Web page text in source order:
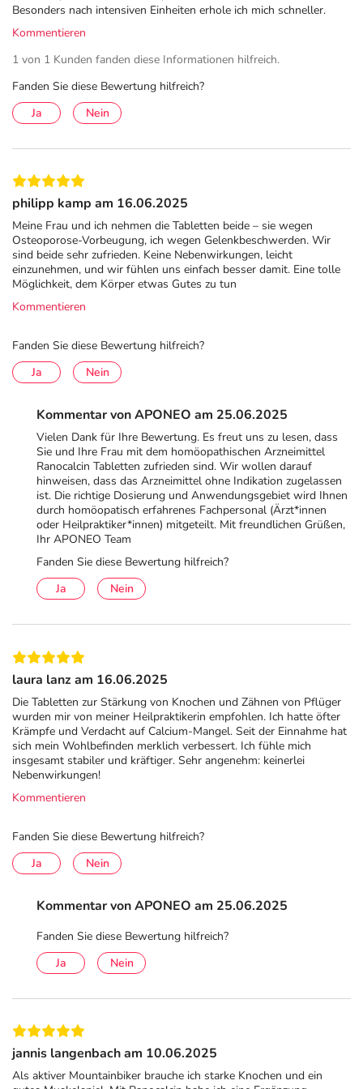
Bei Besserung der Beschwerden ist die Häufigkeit der
Anwendung zu reduzieren.
Kindern bis 12 Jahren:
Die Akutdosierung bei erfolgt halbstündlich bis
stündlich bis zu 6 mal täglich, in chronischen Fällen 1 -
Teelöffeln Wasser aufgelöst. Von dieser Lösung
erhalten:
- Säuglinge bis zum 1. Lebensjahr nach ärztlicher
Rücksprache: 2 Teelöffel,
- Kleinkinder bis unter 6 Jahren: 3 Teelöffel,
- Kinder ab 6 bis unter 12 Jahren: 4 Teelöffel.
Der Rest der Lösung ist jeweils wegzuschütten.
sollte nur nach Rücksprache mit homöopatisch
Heilpraktiker*innen) erfolgen.
Bei Besserung der Beschwerden ist die Häufigkeit der
In Zweifelsfällen halten Sie bitte Rücksprache mit
homöopatisch erfahrenem Fachpersonal (Ärzt*innen
oder Heilpraktiker*innen).
Hinweise
Enthält:Lactose
Bitte Packungsbeilage beachten.
Bitte verwenden Sie dieses Arzneimittel nicht mehr nach
dem auf der Packung oder der Umverpackung
angegebenen Verfallsdatum. Das Verfallsdatum bezieht
Inhaltsstoffe
Wirkstoffje 1 Tablette:
40 mg Acidum silicicum D2
75 mg Calcium carbonicum Hahnemanni D1
10 mg Calcium fluoratum D4
75 mg Calcium phosphoricum D1
10 mg Ferrum phosphoricum D2
10 mg Zincum metallicum D10
Calciumbehenat, Kartoffelstärke
Adresse des Anbieters/Herstellers
Homöopathisches Laboratorium Alexander Pflüger GmbH
33378 Rheda-Wiedenbrück
DasPDF des Beipackzettelskönnen Sie sich oben
herunterladen.
Besonders nach intensiven Einheiten erhole ich mich schneller.
Kommentieren
1 von 1 Kunden fanden diese Informationen hilfreich.
Fanden Sie diese Bewertung hilfreich?
Ja
Nein
philipp kamp am 16.06.2025
Meine Frau und ich nehmen die Tabletten beide – sie wegen
Osteoporose-Vorbeugung, ich wegen Gelenkbeschwerden. Wir
sind beide sehr zufrieden. Keine Nebenwirkungen, leicht
einzunehmen, und wir fühlen uns einfach besser damit. Eine tolle
Möglichkeit, dem Körper etwas Gutes zu tun
Kommentieren
Fanden Sie diese Bewertung hilfreich?
Ja
Nein
Kommentar von APONEO am 25.06.2025
Vielen Dank für Ihre Bewertung. Es freut uns zu lesen, dass
Sie und Ihre Frau mit dem homöopathischen Arzneimittel
Ranocalcin Tabletten zufrieden sind. Wir wollen darauf
hinweisen, dass das Arzneimittel ohne Indikation zugelassen
ist. Die richtige Dosierung und Anwendungsgebiet wird Ihnen
durch homöopatisch erfahrenes Fachpersonal (Ärzt*innen
oder Heilpraktiker*innen) mitgeteilt. Mit freundlichen Grüßen,
Ihr APONEO Team
Fanden Sie diese Bewertung hilfreich?
Ja
Nein
laura lanz am 16.06.2025
Die Tabletten zur Stärkung von Knochen und Zähnen von Pflüger
wurden mir von meiner Heilpraktikerin empfohlen. Ich hatte öfter
Krämpfe und Verdacht auf Calcium-Mangel. Seit der Einnahme hat
sich mein Wohlbefinden merklich verbessert. Ich fühle mich
insgesamt stabiler und kräftiger. Sehr angenehm: keinerlei
Nebenwirkungen!
Kommentieren
Fanden Sie diese Bewertung hilfreich?
Ja
Nein
Kommentar von APONEO am 25.06.2025
Fanden Sie diese Bewertung hilfreich?
Ja
Nein
jannis langenbach am 10.06.2025
Als aktiver Mountainbiker brauche ich starke Knochen und ein